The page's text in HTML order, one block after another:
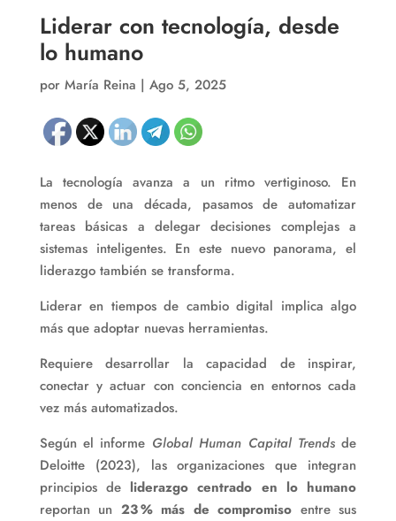
Liderar con tecnología, desde
lo humano
por María Reina | Ago 5, 2025
La tecnología avanza a un ritmo vertiginoso. En
menos de una década, pasamos de automatizar
tareas básicas a delegar decisiones complejas a
sistemas inteligentes. En este nuevo panorama, el
liderazgo también se transforma.
Liderar en tiempos de cambio digital implica algo
más que adoptar nuevas herramientas.
Requiere desarrollar la capacidad de inspirar,
conectar y actuar con conciencia en entornos cada
vez más automatizados.
Según el informe Global Human Capital Trendsde
Deloitte (2023), las organizaciones que integran
principios de liderazgo centrado en lo humano
reportan un 23 % más de compromiso entre sus